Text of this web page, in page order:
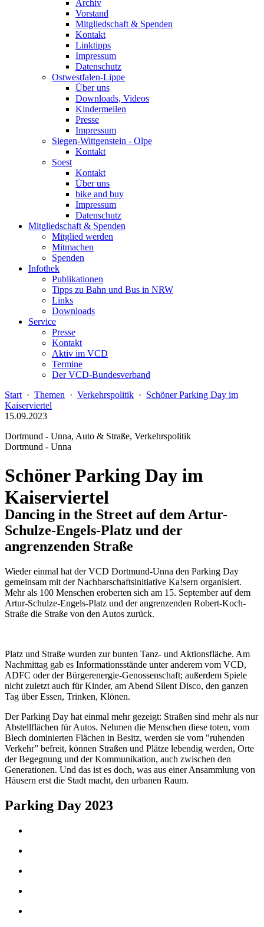
Archiv
Vorstand
Mitgliedschaft & Spenden
Kontakt
Linktipps
Impressum
Datenschutz
Ostwestfalen-Lippe
Über uns
Downloads, Videos
Kindermeilen
Presse
Impressum
Siegen-Wittgenstein - Olpe
Kontakt
Soest
Kontakt
Über uns
bike and buy
Impressum
Datenschutz
Mitgliedschaft & Spenden
Mitglied werden
Mitmachen
Spenden
Infothek
Publikationen
Tipps zu Bahn und Bus in NRW
Links
Downloads
Service
Presse
Kontakt
Aktiv im VCD
Termine
Der VCD-Bundesverband
Start · Themen · Verkehrspolitik · Schöner Parking Day im
Kaiserviertel
15.09.2023
Dortmund - Unna, Auto & Straße, Verkehrspolitik
Dortmund - Unna
Schöner Parking Day im
Kaiserviertel
Dancing in the Street auf dem Artur-
Schulze-Engels-Platz und der
angrenzenden Straße
Wieder einmal hat der VCD Dortmund-Unna den Parking Day
gemeinsam mit der Nachbarschaftsinitiative Ka!sern organisiert.
Mehr als 100 Menschen eroberten sich am 15. September auf dem
Artur-Schulze-Engels-Platz und der angrenzenden Robert-Koch-
Straße die Straße von den Autos zurück.
Platz und Straße wurden zur bunten Tanz- und Aktionsfläche. Am
Nachmittag gab es Informationsstände unter anderem vom VCD,
ADFC oder der Bürgerenergie-Genossenschaft; außerdem Spiele
nicht zuletzt auch für Kinder, am Abend Silent Disco, den ganzen
Tag über Essen, Trinken, Klönen.
Der Parking Day hat einmal mehr gezeigt: Straßen sind mehr als nur
Abstellflächen für Autos. Nehmen die Menschen diese toten, vom
Blech dominierten Flächen in Besitz, werden sie vom "ruhenden
Verkehr” befreit, können Straßen und Plätze lebendig werden, Orte
der Begegnung und der Kommunikation, auch zwischen den
Generationen. Und das ist es doch, was aus einer Ansammlung von
Häusern erst die Stadt macht, den urbanen Raum.
Parking Day 2023